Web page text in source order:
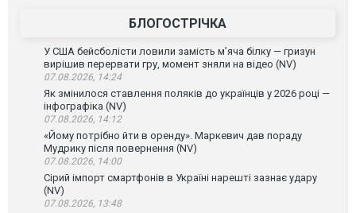
БЛОГОСТРІЧКА
У США бейсболісти ловили замість м’яча білку — гризун
вирішив перервати гру, момент зняли на відео (NV)
07.08.2026, 14:24
Як змінилося ставлення поляків до українців у 2026 році —
інфографіка (NV)
07.08.2026, 14:12
«Йому потрібно йти в оренду». Маркевич дав пораду
Мудрику після повернення (NV)
07.08.2026, 14:00
Сірий імпорт смартфонів в Україні нарешті зазнає удару
(NV)
07.08.2026, 13:48